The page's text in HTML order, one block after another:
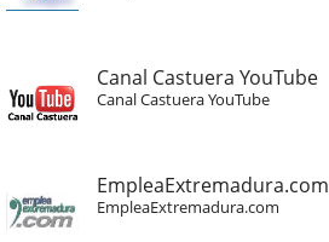
Canal Castuera YouTube
Canal Castuera YouTube
EmpleaExtremadura.com
EmpleaExtremadura.com